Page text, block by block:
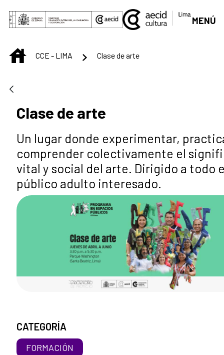
Saltar al contenido principal
MENÚ
INICIOCCE - LIMA Clase de arte
Clase de arte
Un lugar donde experimentar,
comprender colectivamente el
vital y social del arte. Dirigido a todo
público adulto interesado.
CATEGORÍA
FORMACIÓN